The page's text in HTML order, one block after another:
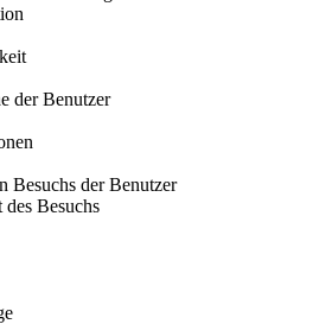
der Benutzer
Besuchs der Benutzer
Besuchs